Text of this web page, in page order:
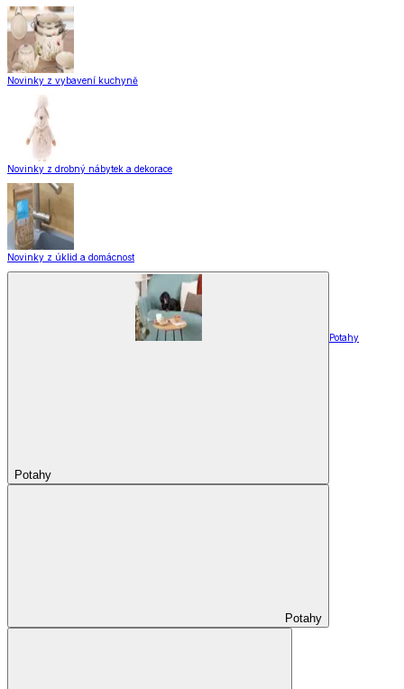
Novinky z vybavení kuchyně
Novinky z drobný nábytek a dekorace
Novinky z úklid a domácnost
Potahy
Potahy
Potahy